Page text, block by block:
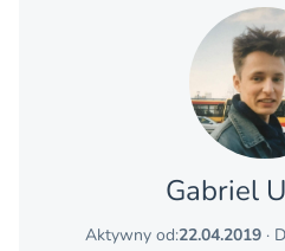
Gabriel
Aktywny od:22.04.2019 ·